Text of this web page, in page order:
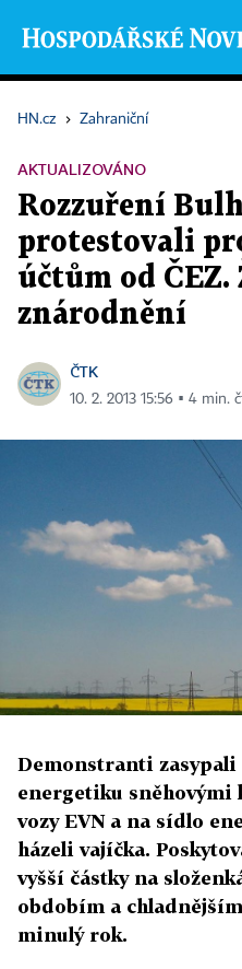
HN.cz › Zahraniční
AKTUALIZOVÁNO
Rozzuření
protestovali
účtům od ČEZ.
znárodnění
ČTK
10. 2. 2013 15:56 ▪ 4 min.
Demonstranti
energetiku sněhovými
vozy EVN a na sídlo
házeli vajíčka.
vyšší částky na
obdobím a
minulý rok.